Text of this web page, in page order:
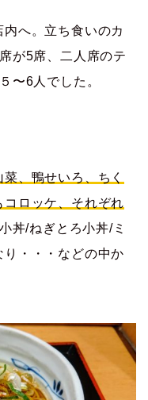
へ。立ち食いのカ
が5席、二人席のテ
〜6人でした。
、鴨せいろ、ちく
ロッケ、それぞれ
丼/ねぎとろ小丼/ミ
・・・などの中か